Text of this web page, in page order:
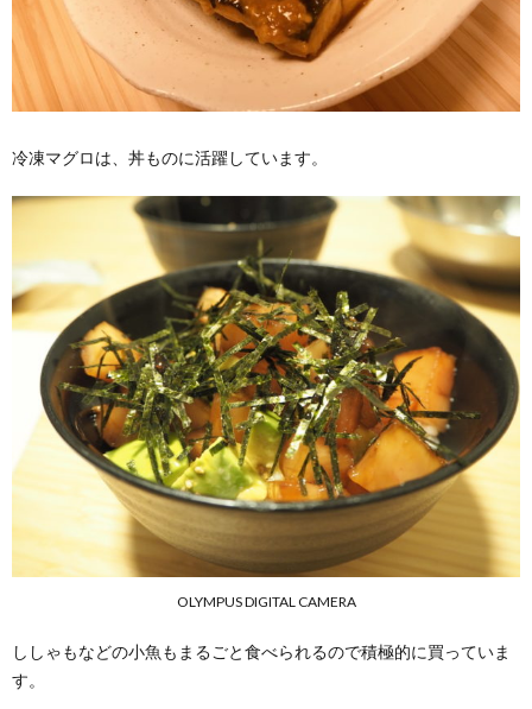
冷凍マグロは、丼ものに活躍しています。
OLYMPUS DIGITAL CAMERA
ししゃもなどの小魚もまるごと食べられるので積極的に買っていま
す。